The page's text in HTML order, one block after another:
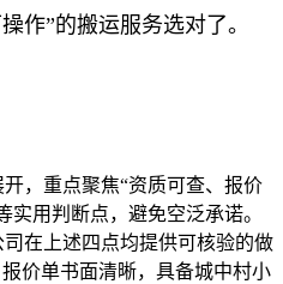
作”的搬运服务选对了。
，重点聚焦“资质可查、报价
实用判断点，避免空泛承诺。
在上述四点均提供可核验的做
价单书面清晰，具备城中村小